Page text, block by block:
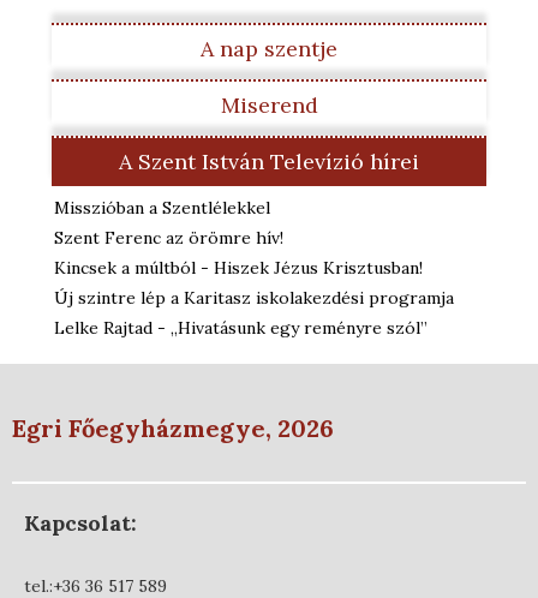
A nap szentje
Miserend
A Szent István Televízió hírei
Misszióban a Szentlélekkel
Szent Ferenc az örömre hív!
Kincsek a múltból - Hiszek Jézus Krisztusban!
Új szintre lép a Karitasz iskolakezdési programja
Lelke Rajtad - „Hivatásunk egy reményre szól”
Egri Főegyházmegye, 2026
Kapcsolat:
tel.:+36 36 517 589